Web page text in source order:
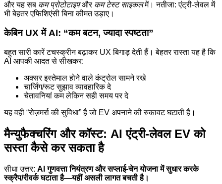
और यह सब कम प्रोटोटाइपऔर कम टेस्ट साइकलमें। नतीजा: एंट्री-लेवल में
भी बेहतर एफिशिएंसी बिना कीमत उड़ाए।
केबिन UX में AI: “कम बटन, ज्यादा स्पष्टता”
बहुत सारी कारें टचस्क्रीन बढ़ाकर UX बिगाड़ देती हैं। बेहतर रास्ता यह है कि
AI आपकी आदत से सीखकर:
अक्सर इस्तेमाल होने वाले कंट्रोल सामने रखे
चार्जिंग/रूट सुझाव व्यावहारिक दे
चेतावनियां कम लेकिन सही समय पर दे
यह वही “रोज़मर्रा की सुविधा” है जो EV अपनाने की रुकावट घटाती है।
मैन्युफैक्चरिंग और कॉस्ट: AI एंट्री-लेवल EV को
सस्ता कैसे कर सकता है
सीधा उत्तर: AI गुणवत्ता नियंत्रण और सप्लाई-चेन योजना में सुधार करके
स्क्रैप/रीवर्क घटाता है—यहीं असली लागत बचती है।